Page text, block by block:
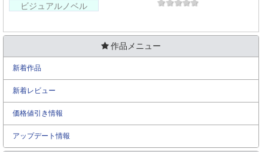
ビジュアルノベル
作品メニュー
新着作品
新着レビュー
価格値引き情報
アップデート情報